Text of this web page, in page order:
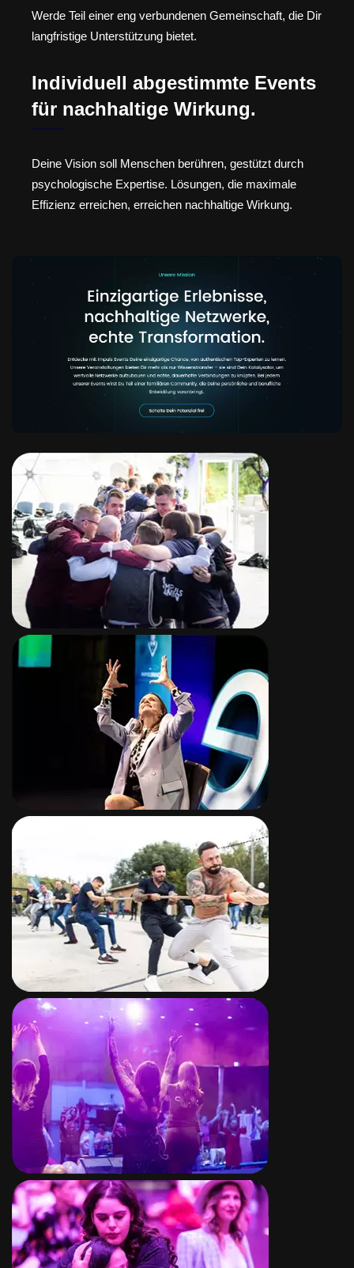
Werde Teil einer eng verbundenen Gemeinschaft, die Dir
langfristige Unterstützung bietet.
Individuell abgestimmte Events
für nachhaltige Wirkung.
Deine Vision soll Menschen berühren, gestützt durch
psychologische Expertise. Lösungen, die maximale
Effizienz erreichen, erreichen nachhaltige Wirkung.